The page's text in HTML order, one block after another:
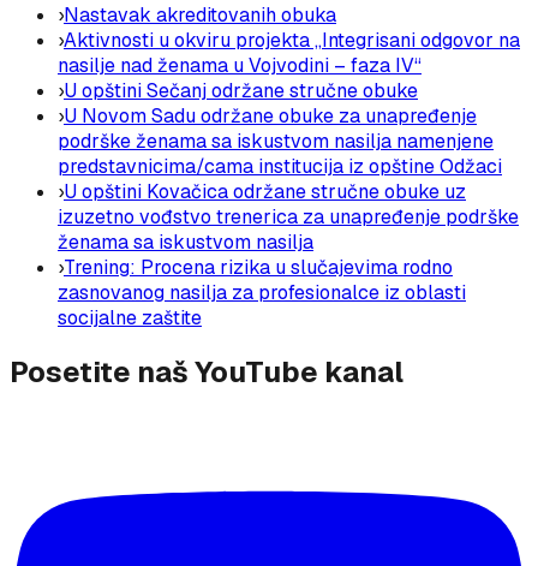
›Nastavak akreditovanih obuka
›Aktivnosti u okviru projekta „Integrisani odgovor na
nasilje nad ženama u Vojvodini – faza IV“
›U opštini Sečanj održane stručne obuke
›U Novom Sadu održane obuke za unapređenje
podrške ženama sa iskustvom nasilja namenjene
predstavnicima/cama institucija iz opštine Odžaci
›U opštini Kovačica održane stručne obuke uz
izuzetno vođstvo trenerica za unapređenje podrške
ženama sa iskustvom nasilja
›Trening: Procena rizika u slučajevima rodno
zasnovanog nasilja za profesionalce iz oblasti
socijalne zaštite
Posetite naš YouTube kanal